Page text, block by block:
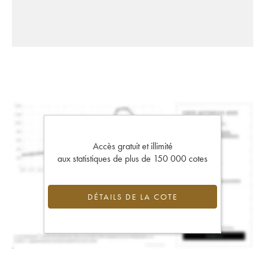
Accès gratuit et illimité
aux statistiques de plus de 150 000 cotes
DÉTAILS DE LA COTE